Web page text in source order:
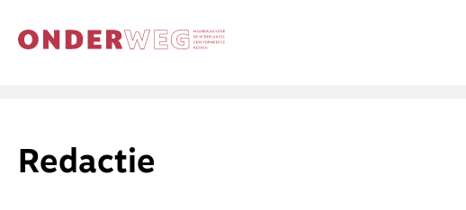
Redactie